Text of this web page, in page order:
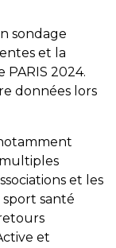
sondage
et la
PARIS 2024.
données lors
multiples
et les
sport santé
et